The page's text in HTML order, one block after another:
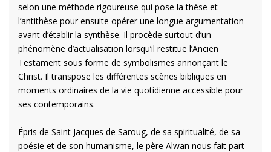
selon une méthode rigoureuse qui pose la thèse et
l’antithèse pour ensuite opérer une longue argumentation
avant d’établir la synthèse. Il procède surtout d’un
phénomène d’actualisation lorsqu’il restitue l’Ancien
Testament sous forme de symbolismes annonçant le
Christ. Il transpose les différentes scènes bibliques en
moments ordinaires de la vie quotidienne accessible pour
ses contemporains.
Épris de Saint Jacques de Saroug, de sa spiritualité, de sa
poésie et de son humanisme, le père Alwan nous fait part